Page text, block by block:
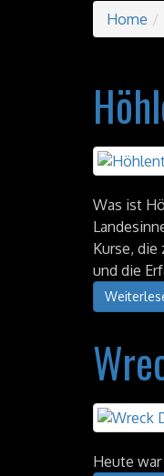
Home
Was ist
Kurse,
und die
Heute